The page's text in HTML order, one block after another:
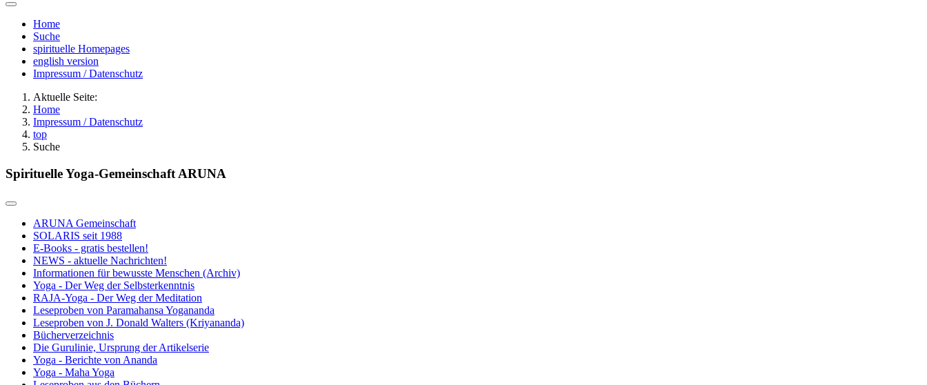
Home
Suche
spirituelle Homepages
english version
Impressum / Datenschutz
Aktuelle Seite:
Home
Impressum / Datenschutz
top
Suche
Spirituelle Yoga-Gemeinschaft ARUNA
ARUNA Gemeinschaft
SOLARIS seit 1988
E-Books - gratis bestellen!
NEWS - aktuelle Nachrichten!
Informationen für bewusste Menschen (Archiv)
Yoga - Der Weg der Selbsterkenntnis
RAJA-Yoga - Der Weg der Meditation
Leseproben von Paramahansa Yogananda
Leseproben von J. Donald Walters (Kriyananda)
Bücherverzeichnis
Die Gurulinie, Ursprung der Artikelserie
Yoga - Berichte von Ananda
Yoga - Maha Yoga